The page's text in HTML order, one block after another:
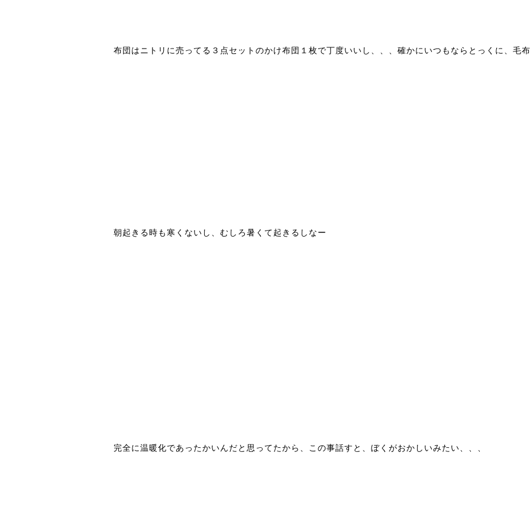
布団はニトリに売ってる３点セットのかけ布団１枚で丁度いいし、、、確かにいつもならとっくに、毛
朝起きる時も寒くないし、むしろ暑くて起きるしなー
完全に温暖化であったかいんだと思ってたから、この事話すと、ぼくがおかしいみたい、、、